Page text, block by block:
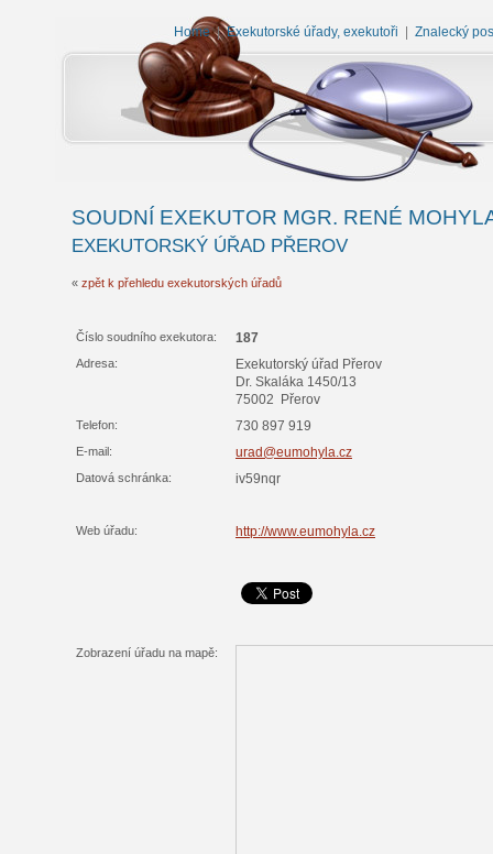
Home|Exekutorské úřady, exekutoři Znalecký
SOUDNÍ EXEKUTOR MGR. RENÉ
EXEKUTORSKÝ ÚŘAD PŘEROV
« zpět k přehledu exekutorských úřadů
Číslo soudního exekutora: 187
Adresa:
Exekutorský úřad Přerov
Dr. Skaláka 1450/13
75002 Přerov
Telefon: 730 897 919
E-mail: urad@eumohyla.cz
Datová schránka: iv59nqr
Web úřadu: http://www.eumohyla.cz
Zobrazení úřadu na mapě: